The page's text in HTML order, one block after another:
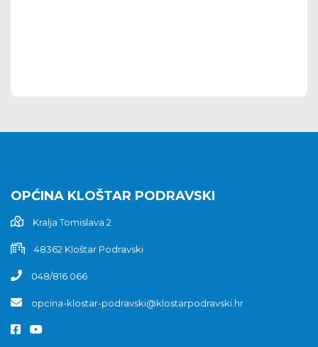
OPĆINA KLOŠTAR PODRAVSKI
Kralja Tomislava 2
48362 Kloštar Podravski
048/816 066
opcina-klostar-podravski@klostarpodravski.hr